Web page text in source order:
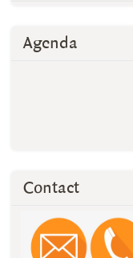
Agenda
Contact